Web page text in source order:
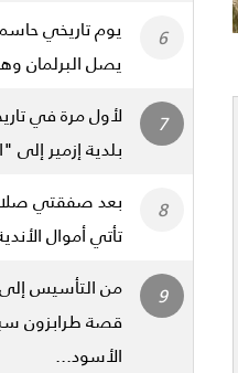
يوم تاريخي
يصل البرلمان
لأول مرة في
بلدية إزمير إلى
بعد صفقتي
تأتي أموال
من التأسيس
قصة طرابزون
الأسود...